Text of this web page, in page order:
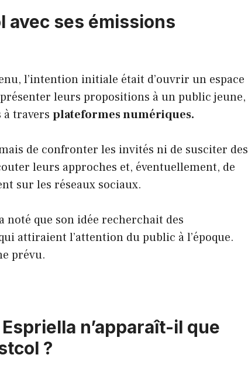
avec ses émissions
l’intention initiale était d’ouvrir un espace
leurs propositions à un public jeune,
travers plateformes numériques.
de confronter les invités ni de susciter des
leurs approches et, éventuellement, de
sur les réseaux sociaux.
noté que son idée recherchait des
attiraient l’attention du public à l’époque.
prévu.
n’apparaît-il que
?